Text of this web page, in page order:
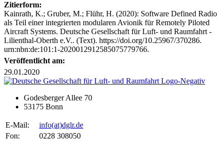
Zitierform:
Kainrath, K.; Gruber, M.; Flühr, H. (2020): Software Defined Radio
als Teil einer integrierten modularen Avionik für Remotely Piloted
Aircraft Systems. Deutsche Gesellschaft für Luft- und Raumfahrt -
Lilienthal-Oberth e.V.. (Text). https://doi.org/10.25967/370286.
urn:nbn:de:101:1-2020012912585075779766.
Veröffentlicht am:
29.01.2020
Godesberger Allee 70
53175 Bonn
E-Mail: info(at)dglr.de
Fon:
0228 308050